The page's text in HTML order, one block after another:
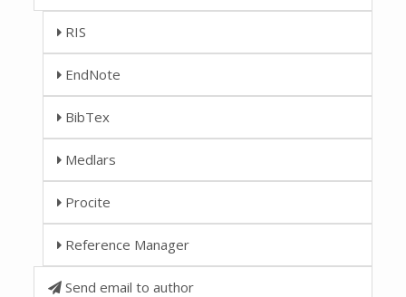
RIS
EndNote
BibTex
Medlars
Procite
Reference Manager
Send email to author